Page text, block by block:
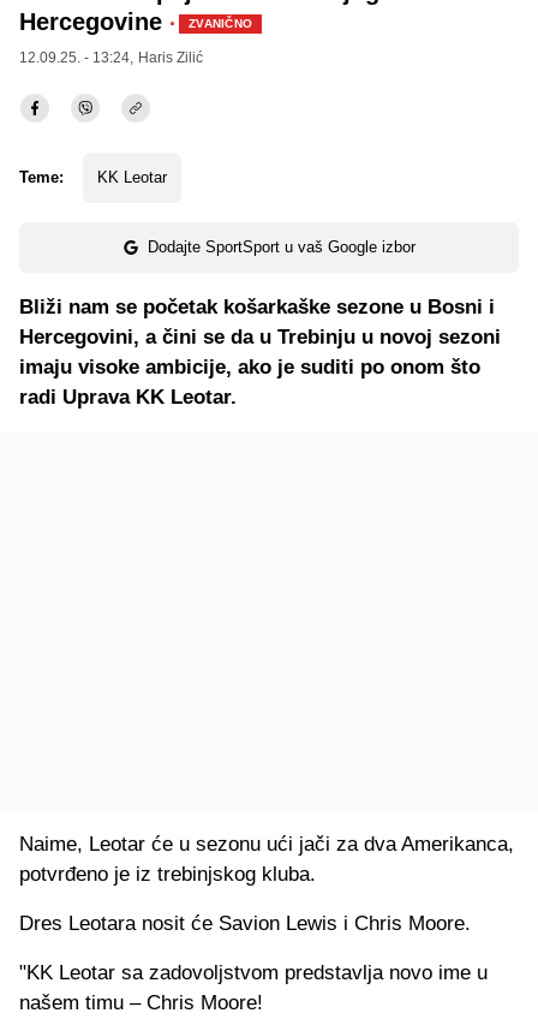
Hercegovine · ZVANIČNO
12.09.25. - 13:24, Haris Zilić
Teme: KK Leotar
Dodajte SportSport u vaš Google izbor
Bliži nam se početak košarkaške sezone u Bosni i
Hercegovini, a čini se da u Trebinju u novoj sezoni
imaju visoke ambicije, ako je suditi po onom što
radi Uprava KK Leotar.
Naime, Leotar će u sezonu ući jači za dva Amerikanca,
potvrđeno je iz trebinjskog kluba.
Dres Leotara nosit će Savion Lewis i Chris Moore.
"KK Leotar sa zadovoljstvom predstavlja novo ime u
našem timu – Chris Moore!